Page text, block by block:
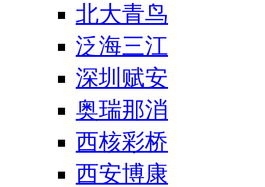
北大青鸟
泛海三江
深圳赋安
奥瑞那消
西核彩桥
西安博康